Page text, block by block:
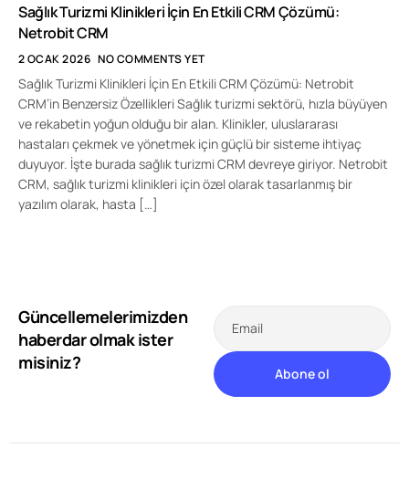
Sağlık Turizmi Klinikleri İçin En Etkili CRM Çözümü:
Netrobit CRM
2 OCAK 2026 NO COMMENTS YET
Sağlık Turizmi Klinikleri İçin En Etkili CRM Çözümü: Netrobit
CRM’in Benzersiz Özellikleri Sağlık turizmi sektörü, hızla büyüyen
ve rekabetin yoğun olduğu bir alan. Klinikler, uluslararası
hastaları çekmek ve yönetmek için güçlü bir sisteme ihtiyaç
duyuyor. İşte burada sağlık turizmi CRM devreye giriyor. Netrobit
CRM, sağlık turizmi klinikleri için özel olarak tasarlanmış bir
yazılım olarak, hasta […]
Güncellemelerimizden
haberdar olmak ister
misiniz?
Email